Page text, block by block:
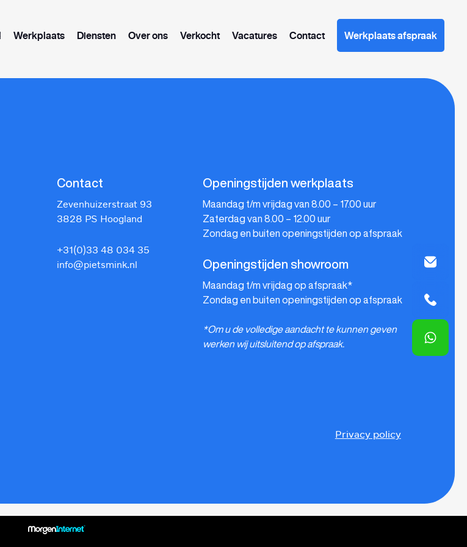
Werkplaats Diensten Over ons Verkocht Vacatures Contact Werkplaats afspraak
Contact
Zevenhuizerstraat 93
3828 PS Hoogland
+31(0)33 48 034 35
info@pietsmink.nl
Openingstijden werkplaats
Maandag t/m vrijdag van 8.00 – 17.00 uur
Zaterdag van 8.00 – 12.00 uur
Zondag en buiten openingstijden op afspraak
Openingstijden showroom
Maandag t/m vrijdag op afspraak*
Zondag en buiten openingstijden op afspraak
*Om u de volledige aandacht te kunnen geven
werken wij uitsluitend op afspraak.
Privacy policy